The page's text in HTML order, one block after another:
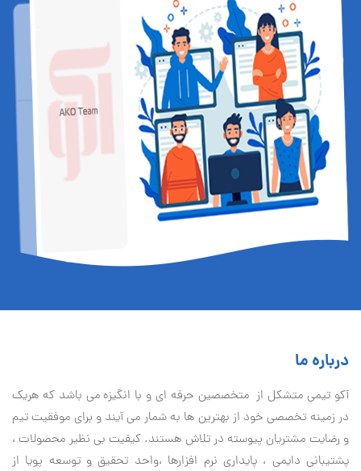
درباره ما
آكو تيمی متشکل از متخصصین حرفه ای و با انگیزه می باشد که هریک
در زمینه تخصصی خود از بهترین ها به شمار می آیند و برای موفقیت تيم
و رضایت مشتریان پیوسته در تلاش هستند. کیفیت بی نظير محصولات ،
پشتیبانی دايمی ، پایداری نرم افزارها ،واحد تحقیق و توسعه پویا از